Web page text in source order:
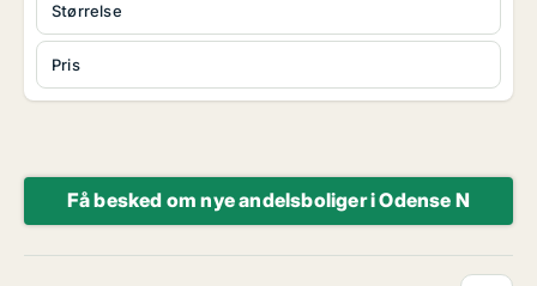
Størrelse
Pris
Få besked om nye andelsboliger i Odense N